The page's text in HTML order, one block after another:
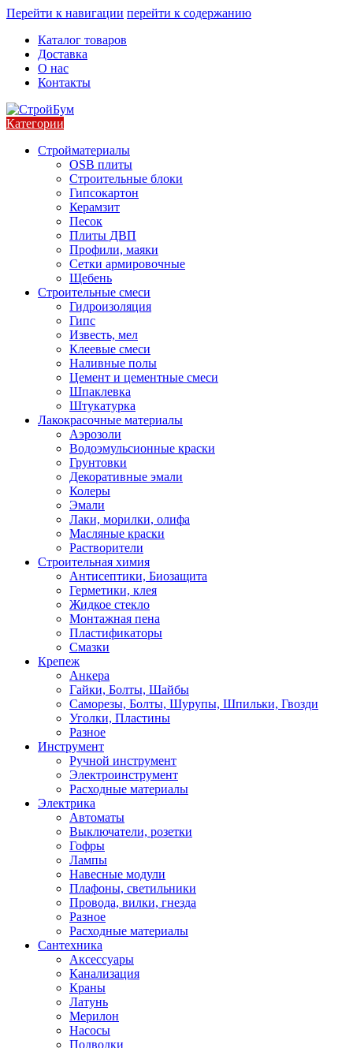
Перейти к навигации перейти к содержанию
Каталог товаров
Доставка
О нас
Контакты
Категории
Стройматериалы
OSB плиты
Строительные блоки
Гипсокартон
Керамзит
Песок
Плиты ДВП
Профили, маяки
Сетки армировочные
Щебень
Строительные смеси
Гидроизоляция
Гипс
Известь, мел
Клеевые смеси
Наливные полы
Цемент и цементные смеси
Шпаклевка
Штукатурка
Лакокрасочные материалы
Аэрозоли
Водоэмульсионные краски
Грунтовки
Декоративные эмали
Колеры
Эмали
Лаки, морилки, олифа
Масляные краски
Растворители
Строительная химия
Антисептики, Биозащита
Герметики, клея
Жидкое стекло
Монтажная пена
Пластификаторы
Смазки
Крепеж
Анкера
Гайки, Болты, Шайбы
Саморезы, Болты, Шурупы, Шпильки, Гвозди
Уголки, Пластины
Разное
Инструмент
Ручной инструмент
Электроинструмент
Расходные материалы
Электрика
Автоматы
Выключатели, розетки
Гофры
Лампы
Навесные модули
Плафоны, светильники
Провода, вилки, гнезда
Разное
Расходные материалы
Сантехника
Аксессуары
Канализация
Краны
Латунь
Мерилон
Насосы
Подводки